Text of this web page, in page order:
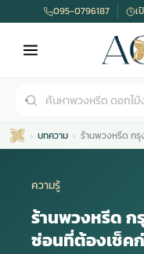
ดอกไม้หน้าศพ
พวงหรีด กรุงเทพ
ไม้งานแต่ง
พวงหรีดพัดลม
รับจัดงานศพ
095-0796187 เ
บทความ ร้านพวงหรีด ก
ความรู้
ร้านพวงหรีด ก
ซ่อนที่ต้องเช็ค